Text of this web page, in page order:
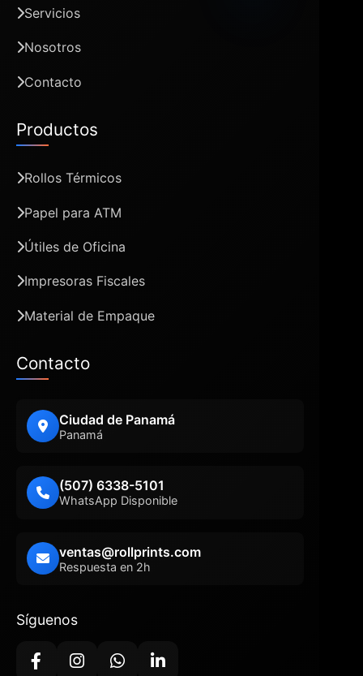
Servicios
Nosotros
Contacto
Productos
Rollos Térmicos
Papel para ATM
Útiles de Oficina
Impresoras Fiscales
Material de Empaque
Contacto
Ciudad de Panamá
Panamá
(507) 6338-5101
WhatsApp Disponible
ventas@rollprints.com
Respuesta en 2h
Síguenos